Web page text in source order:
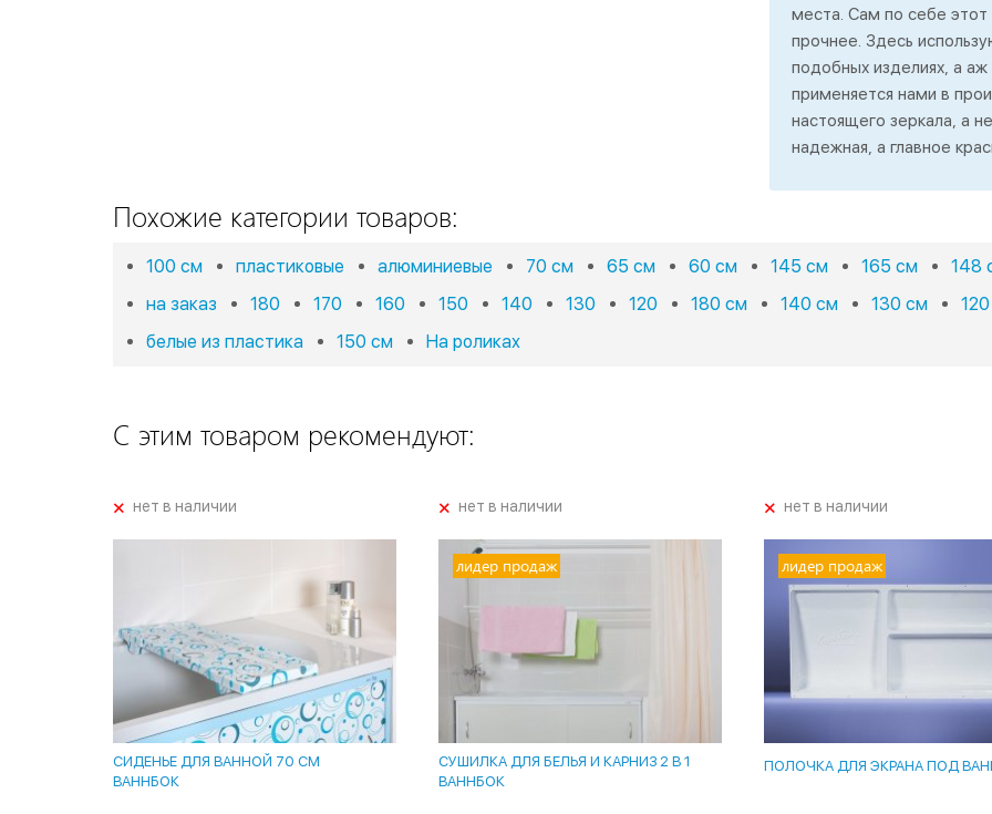
места. Сам по себе этот
прочнее. Здесь
подобных изделиях, а
применяется нами в
настоящего зеркала, а
надежная, а главное
Похожие категории товаров:
100 см пластиковые алюминиевые 70 см 65 см 60 см 145 см 165 см
148
на заказ
180 170 160 150 140 130 120 180 см 140 см 130 см
белые из пластика
150 см На роликах
С этим товаром рекомендуют:
+нет в наличии
СИДЕНЬЕ ДЛЯ ВАННОЙ 70 СМ
ВАННБОК
+нет в наличии
лидер продаж
СУШИЛКА ДЛЯ БЕЛЬЯ И КАРНИЗ 2 В 1
ВАННБОК
+нет в наличии
лидер продаж
ПОЛОЧКА ДЛЯ ЭКРАНА ПОД